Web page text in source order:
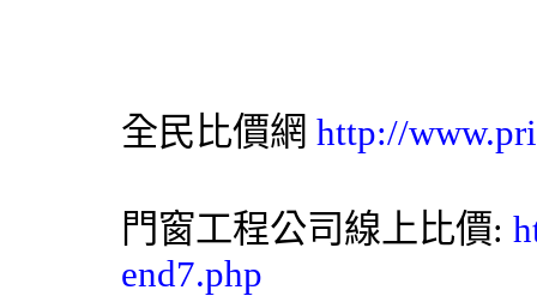
全民比價網 http://
門窗工程公司線上比價:
end7.php